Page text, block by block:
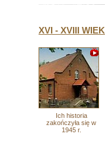
XVI - XVIII WIEK
Ich historia
zakończyła się w
1945 r.